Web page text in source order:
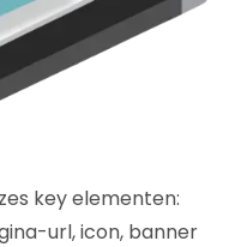
key elementen:
url, icon, banner